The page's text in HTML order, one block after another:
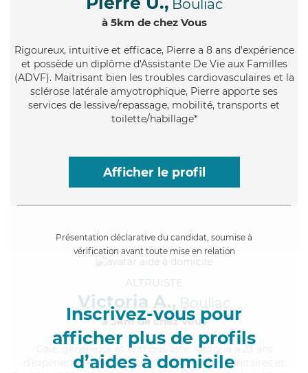
Bouliac
à 5km de chez Vous
Rigoureux, intuitive et efficace, Pierre a 8 ans d'expérience
et possède un diplôme d'Assistante De Vie aux Familles
(ADVF). Maitrisant bien les troubles cardiovasculaires et la
sclérose latérale amyotrophique, Pierre apporte ses
services de lessive/repassage, mobilité, transports et
toilette/habillage*
Afficher le profil
Présentation déclarative du candidat, soumise à
vérification avant toute mise en relation
Inscrivez-vous pour
afficher plus de profils
d’aides à domicile
ALTRUISTE
Victoria A., Bouliac
à 5km de chez Vous
, généreuse et enthousiaste, Victoria a 23 ans
d'expérience et possède un BEP Carrières Sanitaires et